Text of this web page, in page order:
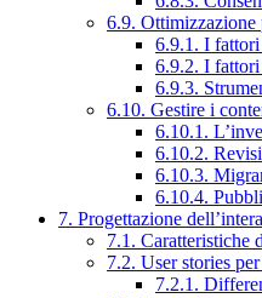
6.9.
6.9.1. I fattori
6.9.2. I fattori
6.9.3.
6.10. Gestire i
6.10.1.
6.10.2.
6.10.3.
6.10.4.
7. Progettazione
7.1. Caratteristiche
7.2. User stories
7.2.1.